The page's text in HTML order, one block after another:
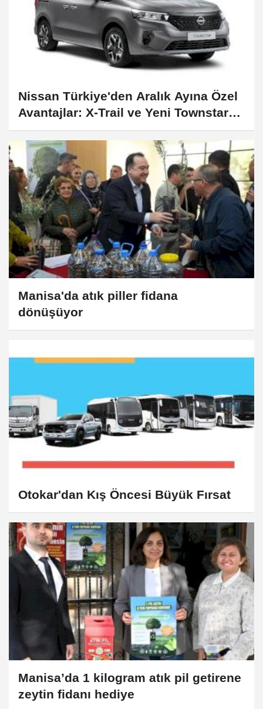
Nissan Türkiye'den Aralık Ayına Özel
Avantajlar: X-Trail ve Yeni Townstar
Modellerinde Çarpıcı Fırsatlar
Manisa'da atık piller fidana
dönüşüyor
Otokar'dan Kış Öncesi Büyük Fırsat
Manisa’da 1 kilogram atık pil getirene
zeytin fidanı hediye